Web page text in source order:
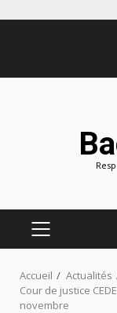
MENU
PRINCIPAL
Accueil Actualités
Cour de justice
novembre